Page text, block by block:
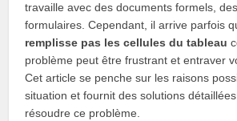
travaille avec des documents formels,
formulaires. Cependant, il arrive parfois
remplisse pas les cellules du tableau
problème peut être frustrant et entraver
Cet article se penche sur les raisons
situation et fournit des solutions
résoudre ce problème.